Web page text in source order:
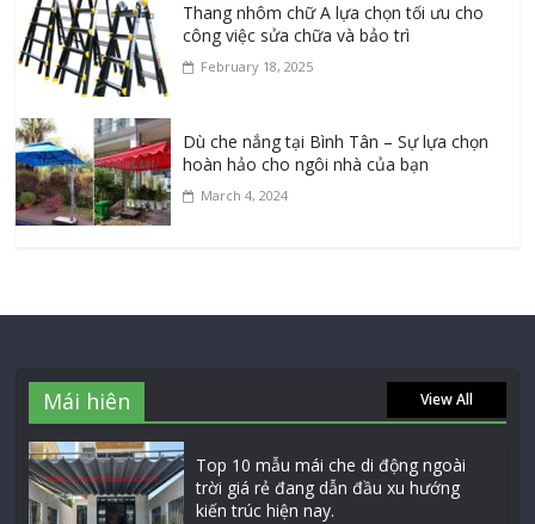
Thang nhôm chữ A lựa chọn tối ưu cho
công việc sửa chữa và bảo trì
February 18, 2025
Dù che nắng tại Bình Tân – Sự lựa chọn
hoàn hảo cho ngôi nhà của bạn
March 4, 2024
Mái hiên View All
Top 10 mẫu mái che di động ngoài
trời giá rẻ đang dẫn đầu xu hướng
kiến trúc hiện nay.